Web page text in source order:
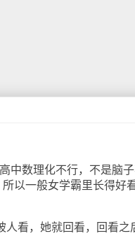
数理化不行，不是脑子
以一般女学霸里长得好
看，她就回看，回看之